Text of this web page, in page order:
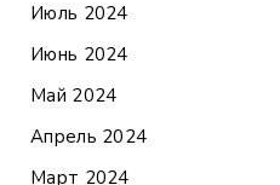
Июль 2024
Июнь 2024
Май 2024
Апрель 2024
Март 2024